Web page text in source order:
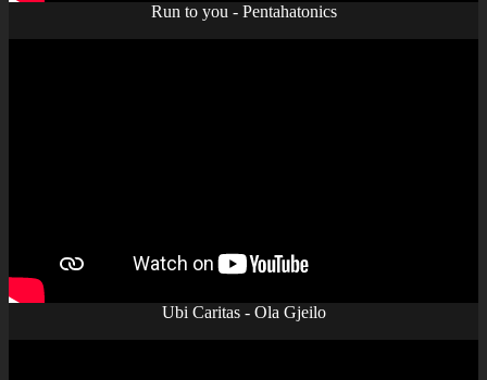
Run to you - Pentahatonics
Ubi Caritas - Ola Gjeilo